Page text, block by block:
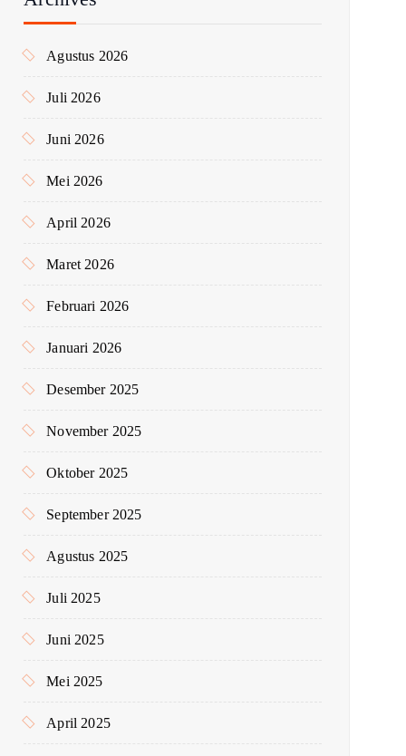
:
Agustus 2026
Juli 2026
Juni 2026
Mei 2026
April 2026
Maret 2026
Februari 2026
Januari 2026
Desember 2025
November 2025
Oktober 2025
September 2025
Agustus 2025
Juli 2025
Juni 2025
Mei 2025
April 2025